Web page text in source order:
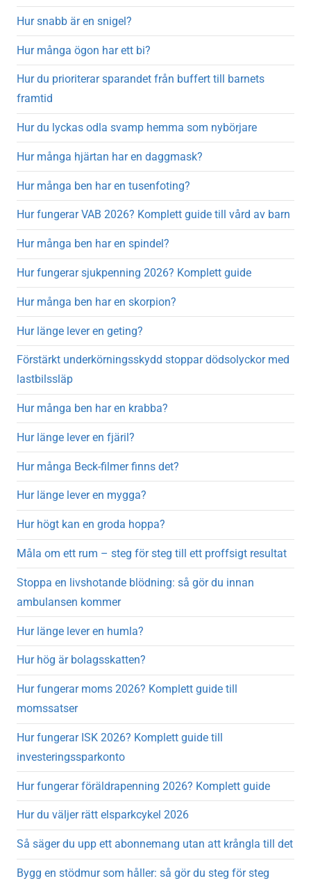
Hur snabb är en snigel?
Hur många ögon har ett bi?
Hur du prioriterar sparandet från buffert till barnets
framtid
Hur du lyckas odla svamp hemma som nybörjare
Hur många hjärtan har en daggmask?
Hur många ben har en tusenfoting?
Hur fungerar VAB 2026? Komplett guide till vård av barn
Hur många ben har en spindel?
Hur fungerar sjukpenning 2026? Komplett guide
Hur många ben har en skorpion?
Hur länge lever en geting?
Förstärkt underkörningsskydd stoppar dödsolyckor med
lastbilssläp
Hur många ben har en krabba?
Hur länge lever en fjäril?
Hur många Beck-filmer finns det?
Hur länge lever en mygga?
Hur högt kan en groda hoppa?
Måla om ett rum – steg för steg till ett proffsigt resultat
Stoppa en livshotande blödning: så gör du innan
ambulansen kommer
Hur länge lever en humla?
Hur hög är bolagsskatten?
Hur fungerar moms 2026? Komplett guide till
momssatser
Hur fungerar ISK 2026? Komplett guide till
investeringssparkonto
Hur fungerar föräldrapenning 2026? Komplett guide
Hur du väljer rätt elsparkcykel 2026
Så säger du upp ett abonnemang utan att krångla till det
Bygg en stödmur som håller: så gör du steg för steg